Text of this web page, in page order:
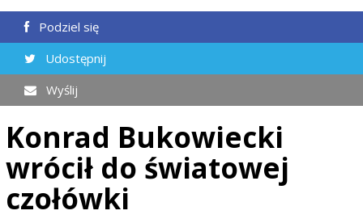
Podziel się
Udostępnij
Wyślij
Konrad Bukowiecki
wrócił do światowej
czołówki